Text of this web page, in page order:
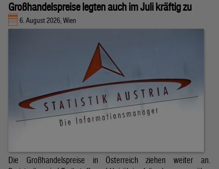
Großhandelspreise legten auch im Juli kräftig zu
6. August 2026, Wien
Die Großhandelspreise in Österreich ziehen weiter an.